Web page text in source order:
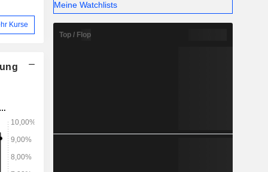
Kurse
Meine Watchlists
Top / Flop